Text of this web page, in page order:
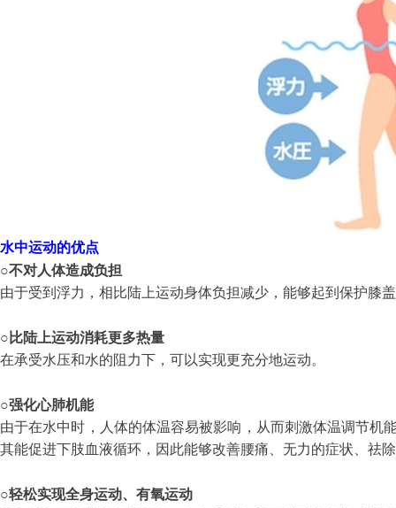
水中运动的优点
○不对人体造成负担
由于受到浮力，相比陆上运动身体负担减少，能够起到保护膝
○ 比陆上运动消耗更多热量
在承受水压和水的阻力下，可以实现更充分地运动。
○强化心肺机能
由于在水中时，人体的体温容易被影响，从而刺激体温调节
其能促进下肢血液循环，因此能够改善腰痛、无力的症状、祛
○轻松实现全身运动、有氧运动